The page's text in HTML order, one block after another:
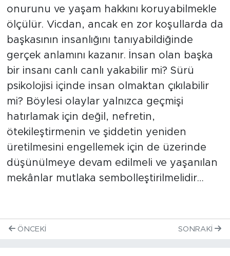
onurunu ve yaşam hakkını koruyabilmekle
ölçülür. Vicdan, ancak en zor koşullarda da
başkasının insanlığını tanıyabildiğinde
gerçek anlamını kazanır. İnsan olan başka
bir insanı canlı canlı yakabilir mi? Sürü
psikolojisi içinde insan olmaktan çıkılabilir
mi? Böylesi olaylar yalnızca geçmişi
hatırlamak için değil, nefretin,
ötekileştirmenin ve şiddetin yeniden
üretilmesini engellemek için de üzerinde
düşünülmeye devam edilmeli ve yaşanılan
mekânlar mutlaka sembolleştirilmelidir…
ÖNCEKI SONRAKI